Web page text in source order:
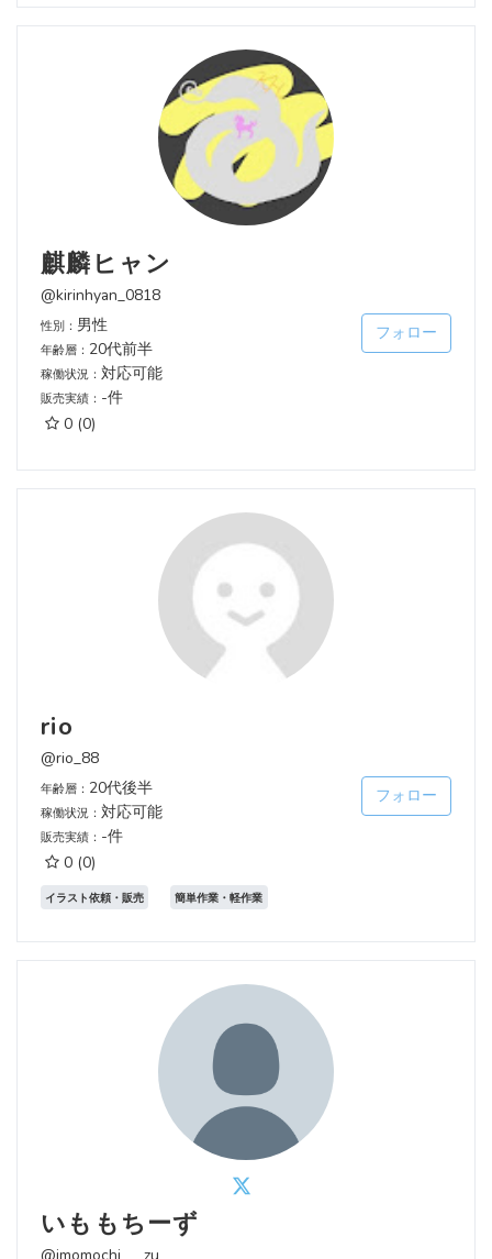
麒麟ヒャン
@kirinhyan_0818
性別： 男性
年齢層： 20代前半
稼働状況： 対応可能
販売実績： -件
0 (0)
フォロー
rio
@rio_88
年齢層： 20代後半
稼働状況： 対応可能
販売実績： -件
0 (0)
フォロー
イラスト依頼・販売 簡単作業・軽作業
いももちーず